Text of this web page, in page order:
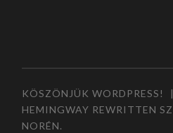
KÖSZÖNJÜK WORDPRESS! |
HEMINGWAY REWRITTEN
NORÉN.